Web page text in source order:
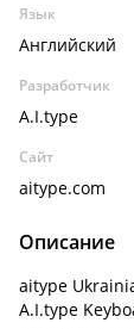
Язык
Английский
Разработчик
A.I.type
Сайт
aitype.com
Описание
aitype
A.I.type